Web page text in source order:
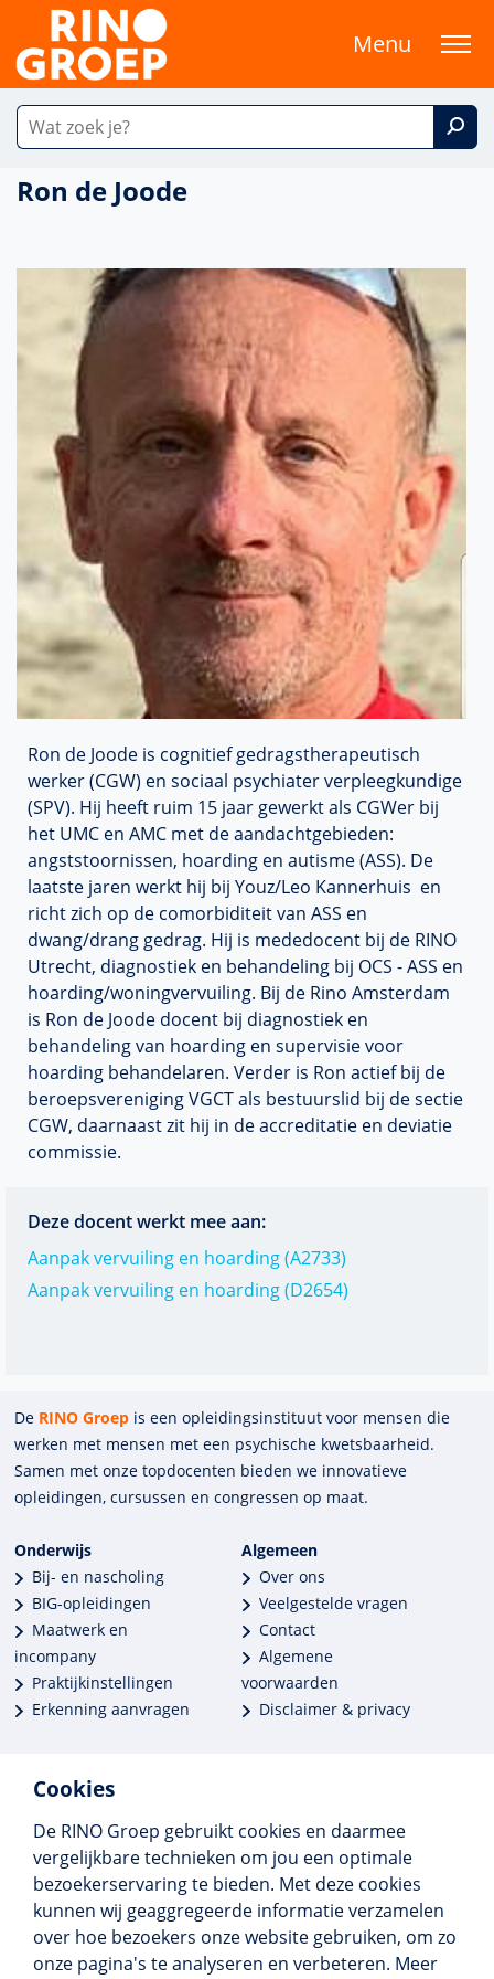
Cookies
De RINO Groep gebruikt cookies en daarmee
vergelijkbare technieken om jou een optimale
bezoekerservaring te bieden. Met deze cookies
kunnen wij geaggregeerde informatie verzamelen
over hoe bezoekers onze website gebruiken, om zo
onze pagina's te analyseren en verbeteren. Meer
Menu
Ron de Joode
Ron de Joode is cognitief gedragstherapeutisch
werker (CGW) en sociaal psychiater verpleegkundige
(SPV). Hij heeft ruim 15 jaar gewerkt als CGWer bij
het UMC en AMC met de aandachtgebieden:
angststoornissen, hoarding en autisme (ASS). De
laatste jaren werkt hij bij Youz/Leo Kannerhuis en
richt zich op de comorbiditeit van ASS en
dwang/drang gedrag. Hij is mededocent bij de RINO
Utrecht, diagnostiek en behandeling bij OCS - ASS en
hoarding/woningvervuiling. Bij de Rino Amsterdam
is Ron de Joode docent bij diagnostiek en
behandeling van hoarding en supervisie voor
hoarding behandelaren. Verder is Ron actief bij de
beroepsvereniging VGCT als bestuurslid bij de sectie
CGW, daarnaast zit hij in de accreditatie en deviatie
commissie.
Deze docent werkt mee aan:
Aanpak vervuiling en hoarding (A2733)
Aanpak vervuiling en hoarding (D2654)
De RINO Groep is een opleidings­insti­tuut voor mensen die
werken met mensen met een psychische kwets­baar­heid.
Samen met onze top­docenten bieden we innova­tieve
opleidingen, cursussen en congres­sen op maat.
Onderwijs
Bij- en nascholing
BIG-opleidingen
Maatwerk en
incompany
Praktijkinstellingen
Erkenning aanvragen
Algemeen
Over ons
Veelgestelde vragen
Contact
Algemene
voorwaarden
Disclaimer & privacy
Meer dan 250 opleidingen
Alle BIG-opleidingen in huis
Cedeo-erkend en CRKBO-geregistreerd
Gemiddelde beoordeling 8,4